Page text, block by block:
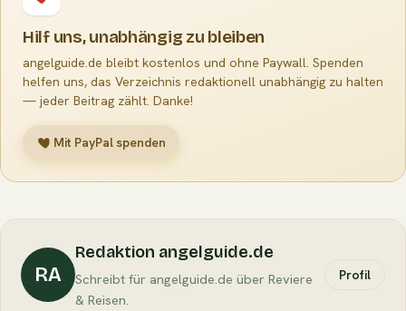
Hilf uns, unabhängig zu bleiben
angelguide.de bleibt kostenlos und ohne Paywall. Spenden
helfen uns, das Verzeichnis redaktionell unabhängig zu halten
— jeder Beitrag zählt. Danke!
Mit PayPal spenden
RA
Redaktion angelguide.de
Schreibt für angelguide.de über Reviere
& Reisen.
Profil